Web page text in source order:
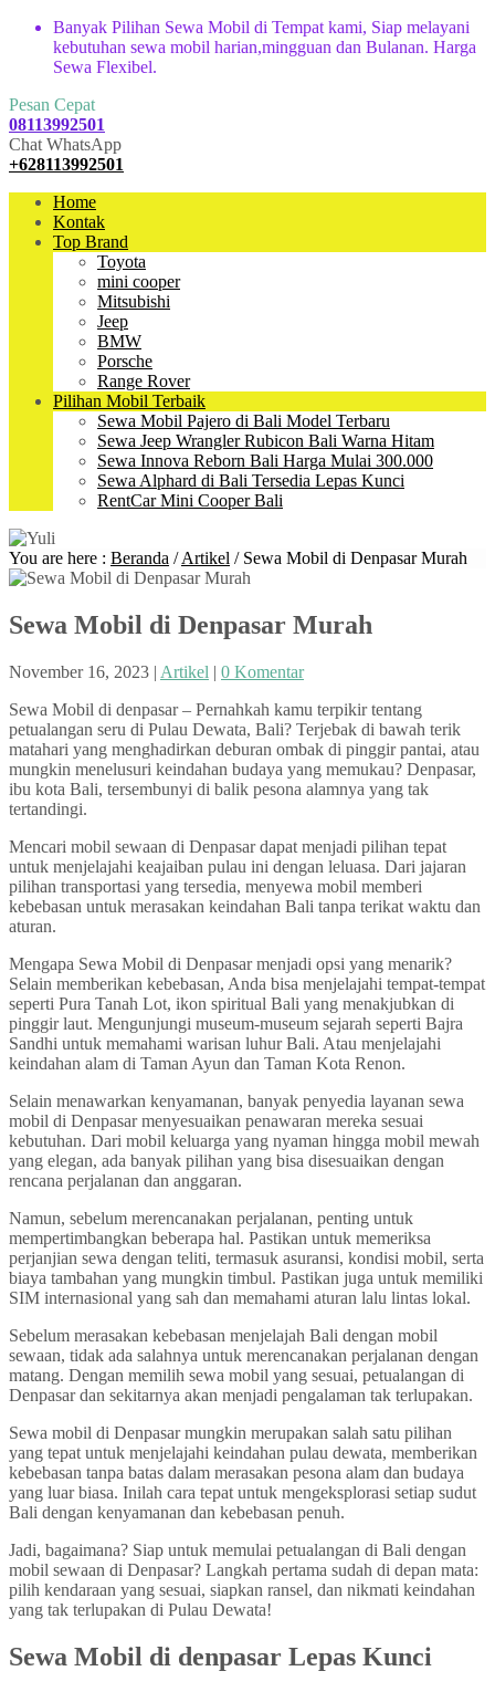
Banyak Pilihan Sewa Mobil di Tempat kami, Siap melayani
kebutuhan sewa mobil harian,mingguan dan Bulanan. Harga
Sewa Flexibel.
Pesan Cepat
08113992501
Chat WhatsApp
+628113992501
Home
Kontak
Top Brand
Toyota
mini cooper
Mitsubishi
Jeep
BMW
Porsche
Range Rover
Pilihan Mobil Terbaik
Sewa Mobil Pajero di Bali Model Terbaru
Sewa Jeep Wrangler Rubicon Bali Warna Hitam
Sewa Innova Reborn Bali Harga Mulai 300.000
Sewa Alphard di Bali Tersedia Lepas Kunci
RentCar Mini Cooper Bali
You are here : Beranda /Artikel / Sewa Mobil di Denpasar Murah
Sewa Mobil di Denpasar Murah
November 16, 2023 | Artikel | 0 Komentar
Sewa Mobil di denpasar – Pernahkah kamu terpikir tentang
petualangan seru di Pulau Dewata, Bali? Terjebak di bawah terik
matahari yang menghadirkan deburan ombak di pinggir pantai, atau
mungkin menelusuri keindahan budaya yang memukau? Denpasar,
ibu kota Bali, tersembunyi di balik pesona alamnya yang tak
tertandingi.
Mencari mobil sewaan di Denpasar dapat menjadi pilihan tepat
untuk menjelajahi keajaiban pulau ini dengan leluasa. Dari jajaran
pilihan transportasi yang tersedia, menyewa mobil memberi
kebebasan untuk merasakan keindahan Bali tanpa terikat waktu dan
aturan.
Mengapa Sewa Mobil di Denpasar menjadi opsi yang menarik?
Selain memberikan kebebasan, Anda bisa menjelajahi tempat-tempat
seperti Pura Tanah Lot, ikon spiritual Bali yang menakjubkan di
pinggir laut. Mengunjungi museum-museum sejarah seperti Bajra
Sandhi untuk memahami warisan luhur Bali. Atau menjelajahi
keindahan alam di Taman Ayun dan Taman Kota Renon.
Selain menawarkan kenyamanan, banyak penyedia layanan sewa
mobil di Denpasar menyesuaikan penawaran mereka sesuai
kebutuhan. Dari mobil keluarga yang nyaman hingga mobil mewah
yang elegan, ada banyak pilihan yang bisa disesuaikan dengan
rencana perjalanan dan anggaran.
Namun, sebelum merencanakan perjalanan, penting untuk
mempertimbangkan beberapa hal. Pastikan untuk memeriksa
perjanjian sewa dengan teliti, termasuk asuransi, kondisi mobil, serta
biaya tambahan yang mungkin timbul. Pastikan juga untuk memiliki
SIM internasional yang sah dan memahami aturan lalu lintas lokal.
Sebelum merasakan kebebasan menjelajah Bali dengan mobil
sewaan, tidak ada salahnya untuk merencanakan perjalanan dengan
matang. Dengan memilih sewa mobil yang sesuai, petualangan di
Denpasar dan sekitarnya akan menjadi pengalaman tak terlupakan.
Sewa mobil di Denpasar mungkin merupakan salah satu pilihan
yang tepat untuk menjelajahi keindahan pulau dewata, memberikan
kebebasan tanpa batas dalam merasakan pesona alam dan budaya
yang luar biasa. Inilah cara tepat untuk mengeksplorasi setiap sudut
Bali dengan kenyamanan dan kebebasan penuh.
Jadi, bagaimana? Siap untuk memulai petualangan di Bali dengan
mobil sewaan di Denpasar? Langkah pertama sudah di depan mata:
pilih kendaraan yang sesuai, siapkan ransel, dan nikmati keindahan
yang tak terlupakan di Pulau Dewata!
Sewa Mobil di denpasar Lepas Kunci